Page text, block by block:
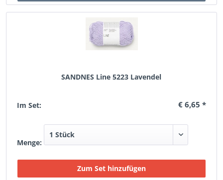
SANDNES Line 5223 Lavendel
Im Set: € 6,65 *
Menge: